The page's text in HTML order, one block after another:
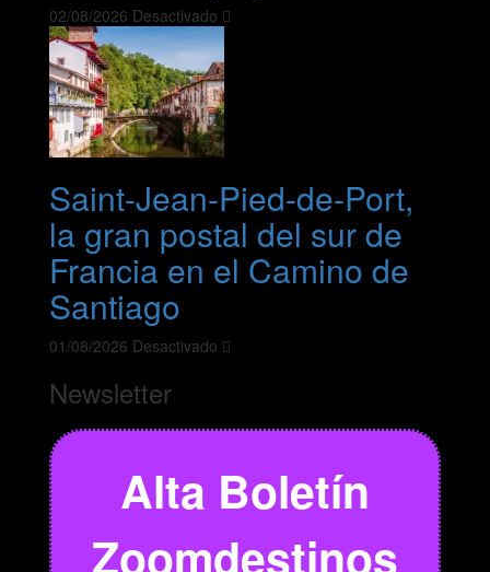
02/08/2026 Desactivado
Saint-Jean-Pied-de-Port,
la gran postal del sur de
Francia en el Camino de
Santiago
01/08/2026 Desactivado
Newsletter
Alta Boletín
Zoomdestinos